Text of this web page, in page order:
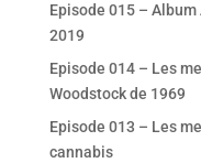
Episode 015 –
2019
Episode 014 – Les
Woodstock de 1969
Episode 013 – Les
cannabis